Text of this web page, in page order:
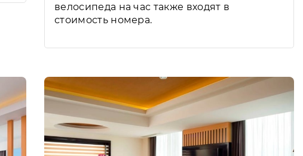
велосипеда на час также входят в
стоимость номера.